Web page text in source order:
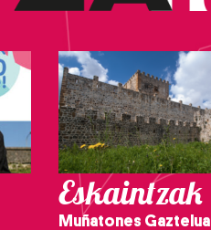
Eskaintzak
Muñatones Gaztelua